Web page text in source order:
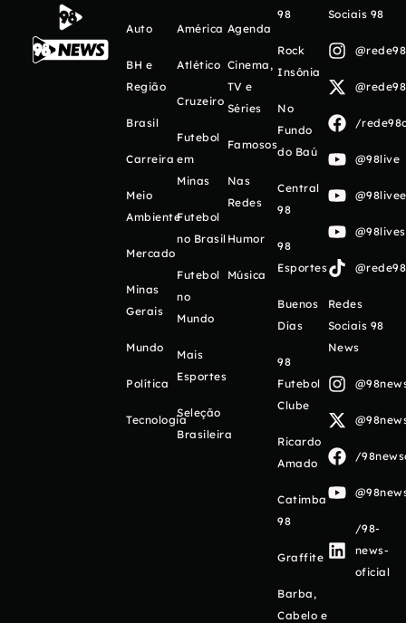
Auto
BH e
Região
Brasil
Carreira
Meio
Ambiente
Mercado
Minas
Gerais
Mundo
Política
Tecnologia
América
Atlético
Cruzeiro
Futebol
em
Minas
Futebol
no Brasil
Futebol
no
Mundo
Mais
Esportes
Seleção
Brasileira
Agenda
Cinema,
TV e
Séries
Famosos
Nas
Redes
Humor
Música
98
Rock
Insônia
No
Fundo
do Baú
Central
98
98
Esportes
Buenos
Días
98
Futebol
Clube
Ricardo
Amado
Catimba
98
Graffite
Barba,
Cabelo e
Sociais 98
/
@98live
Redes
Sociais 98
News
/
/98-
news-
oficial